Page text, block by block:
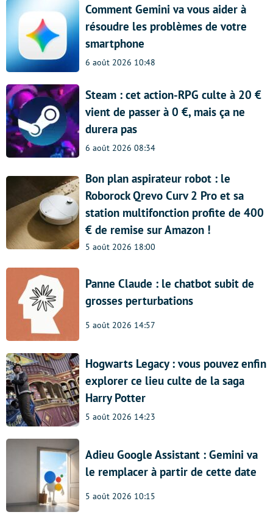
Comment Gemini va vous aider à
résoudre les problèmes de votre
smartphone
6 août 2026 10:48
Steam : cet action-RPG culte à 20 €
vient de passer à 0 €, mais ça ne
durera pas
6 août 2026 08:34
Bon plan aspirateur robot : le
Roborock Qrevo Curv 2 Pro et sa
station multifonction profite de 400
€ de remise sur Amazon !
5 août 2026 18:00
Panne Claude : le chatbot subit de
grosses perturbations
5 août 2026 14:57
Hogwarts Legacy : vous pouvez enfin
explorer ce lieu culte de la saga
Harry Potter
5 août 2026 14:23
Adieu Google Assistant : Gemini va
le remplacer à partir de cette date
5 août 2026 10:15